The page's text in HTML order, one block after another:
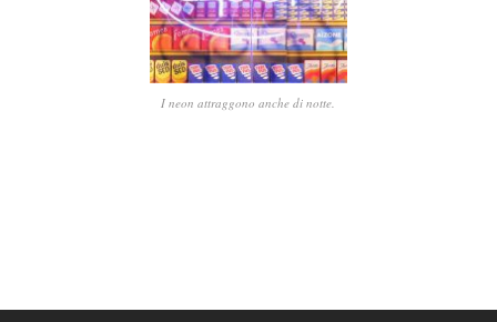
I neon attraggono anche di notte.